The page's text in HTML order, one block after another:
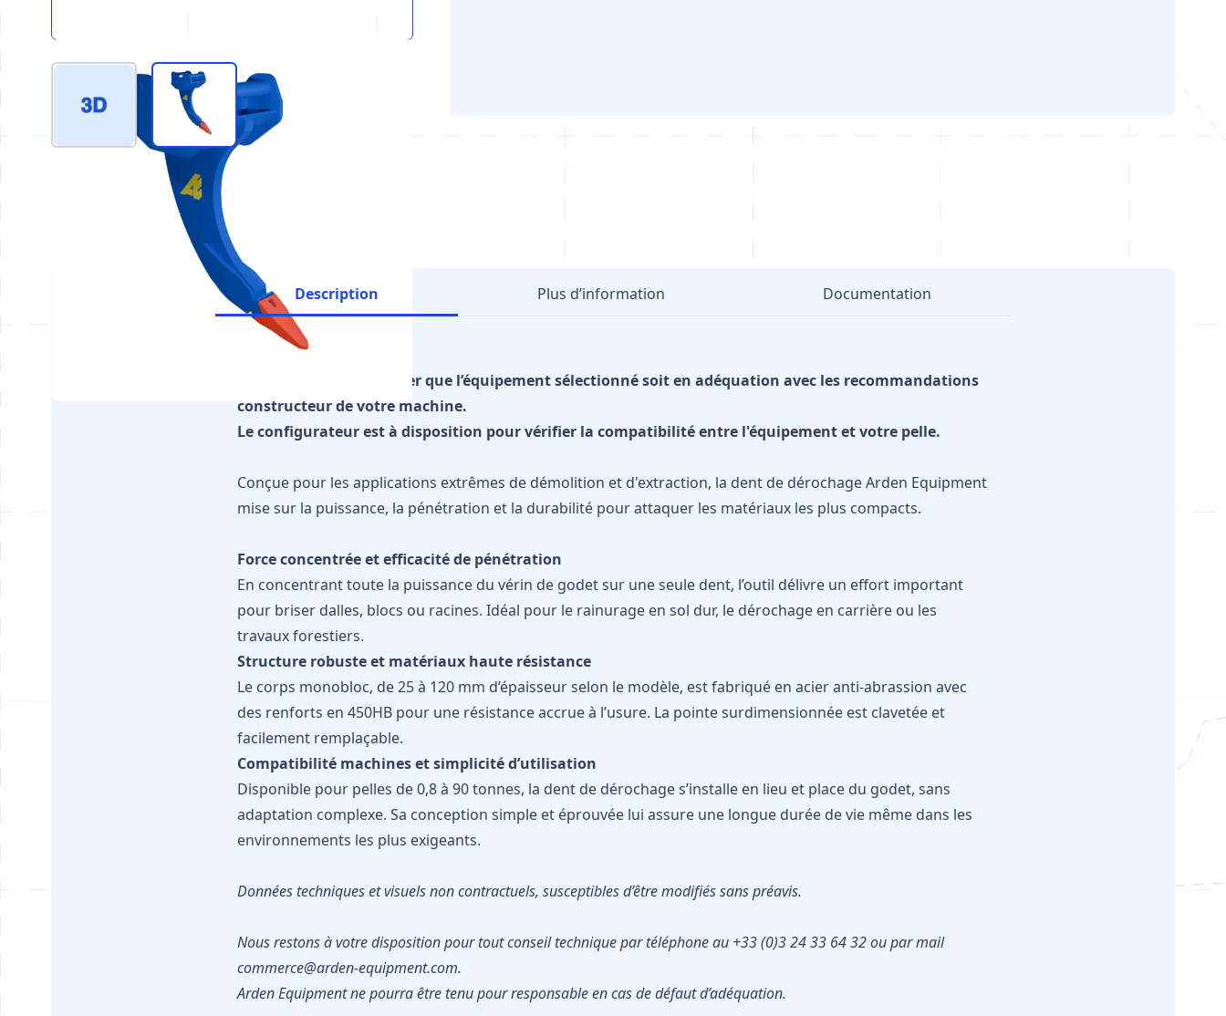
View larger imageView larger image
Description Plus d’information Documentation
Il est impératif de vérifier que l’équipement sélectionné soit en adéquation avec les recommandations
constructeur de votre machine.
Le configurateur est à disposition pour vérifier la compatibilité entre l'équipement et votre pelle.
Conçue pour les applications extrêmes de démolition et d'extraction, la dent de dérochage Arden Equipment
mise sur la puissance, la pénétration et la durabilité pour attaquer les matériaux les plus compacts.
Force concentrée et efficacité de pénétration
En concentrant toute la puissance du vérin de godet sur une seule dent, l’outil délivre un effort important
pour briser dalles, blocs ou racines. Idéal pour le rainurage en sol dur, le dérochage en carrière ou les
travaux forestiers.
Structure robuste et matériaux haute résistance
Le corps monobloc, de 25 à 120 mm d’épaisseur selon le modèle, est fabriqué en acier anti-abrassion avec
des renforts en 450HB pour une résistance accrue à l’usure. La pointe surdimensionnée est clavetée et
facilement remplaçable.
Compatibilité machines et simplicité d’utilisation
Disponible pour pelles de 0,8 à 90 tonnes, la dent de dérochage s’installe en lieu et place du godet, sans
adaptation complexe. Sa conception simple et éprouvée lui assure une longue durée de vie même dans les
environnements les plus exigeants.
Données techniques et visuels non contractuels, susceptibles d’être modifiés sans préavis.
Nous restons à votre disposition pour tout conseil technique par téléphone au +33 (0)3 24 33 64 32 ou par mail
commerce@arden-equipment.com.
Arden Equipment ne pourra être tenu pour responsable en cas de défaut d’adéquation.